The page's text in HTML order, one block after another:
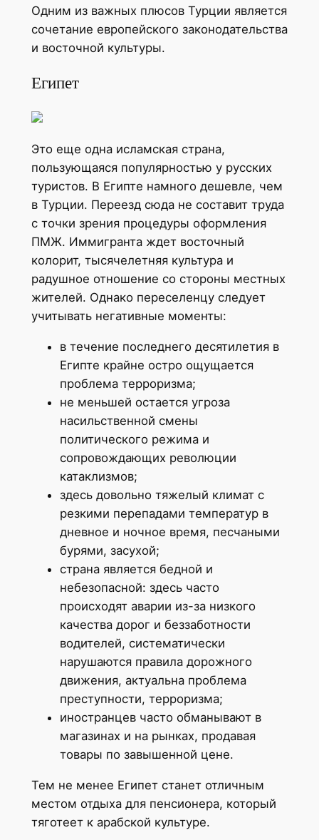
Одним из важных плюсов Турции является
сочетание европейского законодательства
и восточной культуры.
Египет
Это еще одна исламская страна,
пользующаяся популярностью у русских
туристов. В Египте намного дешевле, чем
в Турции. Переезд сюда не составит труда
с точки зрения процедуры оформления
ПМЖ. Иммигранта ждет восточный
колорит, тысячелетняя культура и
радушное отношение со стороны местных
жителей. Однако переселенцу следует
учитывать негативные моменты:
в течение последнего десятилетия в
Египте крайне остро ощущается
проблема терроризма;
не меньшей остается угроза
насильственной смены
политического режима и
сопровождающих революции
катаклизмов;
здесь довольно тяжелый климат с
резкими перепадами температур в
дневное и ночное время, песчаными
бурями, засухой;
страна является бедной и
небезопасной: здесь часто
происходят аварии из-за низкого
качества дорог и беззаботности
водителей, систематически
нарушаются правила дорожного
движения, актуальна проблема
преступности, терроризма;
иностранцев часто обманывают в
магазинах и на рынках, продавая
товары по завышенной цене.
Тем не менее Египет станет отличным
местом отдыха для пенсионера, который
тяготеет к арабской культуре.